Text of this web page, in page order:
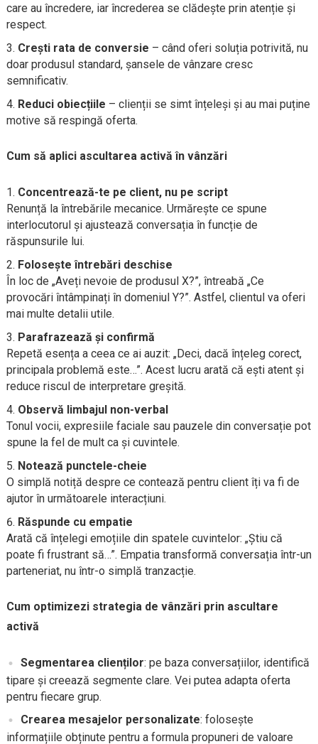
care au încredere, iar încrederea se clădește prin atenție și
respect.
Crești rata de conversie – când oferi soluția potrivită, nu
doar produsul standard, șansele de vânzare cresc
semnificativ.
Reduci obiecțiile – clienții se simt înțeleși și au mai puține
motive să respingă oferta.
Cum să aplici ascultarea activă în vânzări
Concentrează-te pe client, nu pe script
Renunță la întrebările mecanice. Urmărește ce spune
interlocutorul și ajustează conversația în funcție de
răspunsurile lui.
Folosește întrebări deschise
În loc de „Aveți nevoie de produsul X?”, întreabă „Ce
provocări întâmpinați în domeniul Y?”. Astfel, clientul va oferi
mai multe detalii utile.
Parafrazează și confirmă
Repetă esența a ceea ce ai auzit: „Deci, dacă înțeleg corect,
principala problemă este…”. Acest lucru arată că ești atent și
reduce riscul de interpretare greșită.
Observă limbajul non-verbal
Tonul vocii, expresiile faciale sau pauzele din conversație pot
spune la fel de mult ca și cuvintele.
Notează punctele-cheie
O simplă notiță despre ce contează pentru client îți va fi de
ajutor în următoarele interacțiuni.
Răspunde cu empatie
Arată că înțelegi emoțiile din spatele cuvintelor: „Știu că
poate fi frustrant să…”. Empatia transformă conversația într-un
parteneriat, nu într-o simplă tranzacție.
Cum optimizezi strategia de vânzări prin ascultare
activă
Segmentarea clienților: pe baza conversațiilor, identifică
tipare și creează segmente clare. Vei putea adapta oferta
pentru fiecare grup.
Crearea mesajelor personalizate: folosește
informațiile obținute pentru a formula propuneri de valoare